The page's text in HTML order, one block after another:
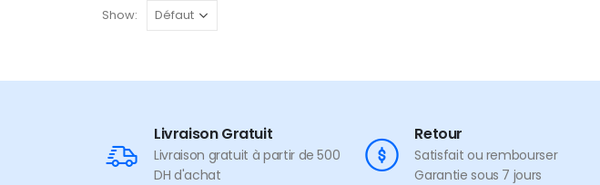
Show:
Livraison Gratuit
Livraison gratuit à partir de 500
DH d'achat
Retour
Satisfait ou rembourser
Garantie sous 7 jours